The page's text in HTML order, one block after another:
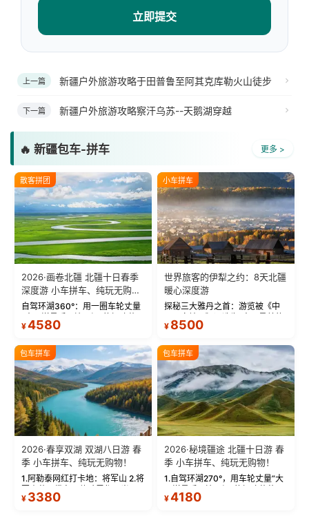
立即提交
上一篇 新疆户外旅游攻略于田普鲁至阿其克库勒火山徒步
下一篇 新疆户外旅游攻略察汗乌苏--天鹅湖穿越
🔥 新疆包车-拼车 更多 >
散客拼团
2026·画卷北疆 北疆十日春季
深度游 小车拼车、纯玩无购
物！
自驾环湖360°：用一圈车轮丈量
蓝。 赛湖旅拍：甄选多款风格服
绝美瞬间。 赛湖坦克300跟车视
频：专业摄影师...
¥4580
小车拼车
世界旅客的伊犁之约：8天北疆
暖心深度游
探秘三大雅丹之首：游览被《中
三大雅丹”第一名的克拉玛依魔鬼
瓦人最大村落——禾木村，欣赏
晨雾与小木...
¥ 8500
包车拼车
2026·春享双湖 双湖八日游 春
季 小车拼车、纯玩无购物！
1.阿勒泰网红打卡地：将军山 2.将
军山落日缆车，体验雪都风光 3.
将军山，夕阳派对，蹦迪party 4.
¥ 3380
包车拼车
2026·秘境疆途 北疆十日游 春
季 小车拼车、纯玩无购物！
1.自驾环湖270°，用车轮丈量“大
西洋最后一滴眼泪”的极致蔚蓝，
让雪山、花海与深邃湖水在转弯
¥4180